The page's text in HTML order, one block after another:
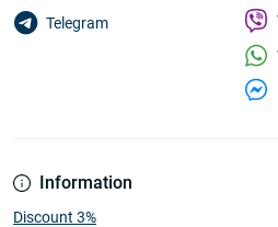
Information
Discount 3%
Telegram